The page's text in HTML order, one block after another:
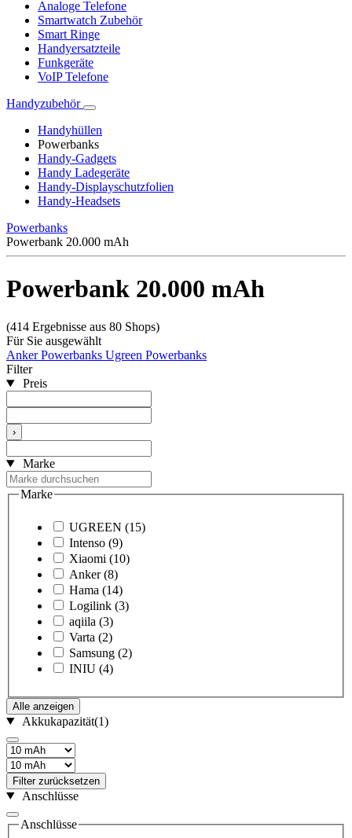
Analoge Telefone
Smartwatch Zubehör
Smart Ringe
Handyersatzteile
Funkgeräte
VoIP Telefone
Handyzubehör
Handyhüllen
Powerbanks
Handy-Gadgets
Handy Ladegeräte
Handy-Displayschutzfolien
Handy-Headsets
Powerbanks
Powerbank 20.000 mAh
Powerbank 20.000 mAh
(414 Ergebnisse aus 80 Shops)
Für Sie ausgewählt
Anker Powerbanks Ugreen Powerbanks
Filter
Preis
›
Marke
Marke
UGREEN (15)
Intenso (9)
Xiaomi (10)
Anker (8)
Hama (14)
Logilink (3)
aqiila (3)
Varta (2)
Samsung (2)
INIU (4)
Alle anzeigen
Akkukapazität(1)
Filter zurücksetzen
Anschlüsse
Anschlüsse